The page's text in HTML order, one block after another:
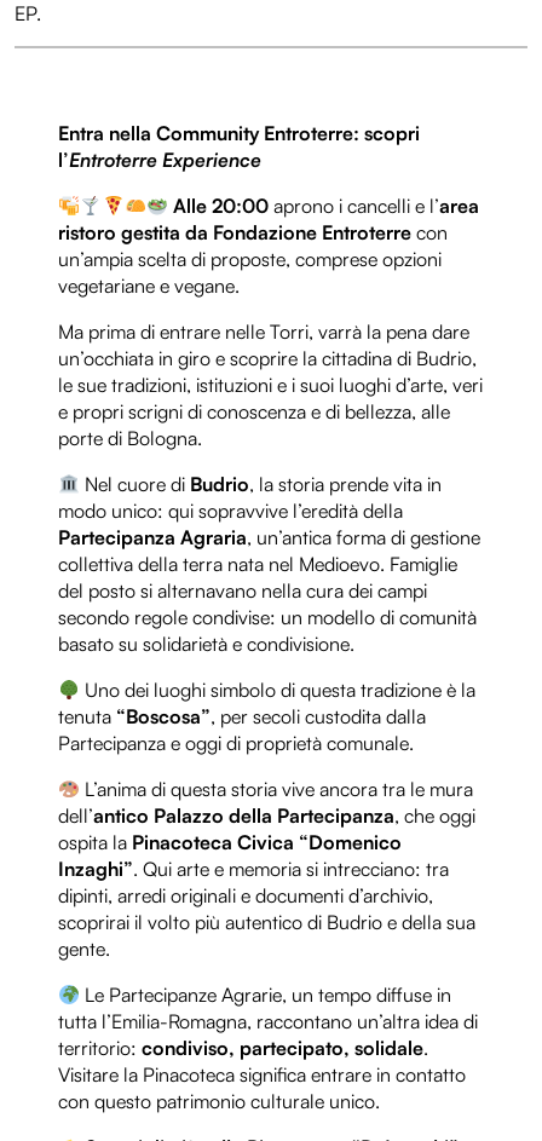
EP.
Entra nella Community Entroterre: scopri
l’Entroterre Experience
Alle 20:00aprono i cancelli e l’area
ristoro gestita da Fondazione Entroterre con
un’ampia scelta di proposte, comprese opzioni
vegetariane e vegane.
Ma prima di entrare nelle Torri, varrà la pena dare
un’occhiata in giro e scoprire la cittadina di Budrio,
le sue tradizioni, istituzioni e i suoi luoghi d’arte, veri
e propri scrigni di conoscenza e di bellezza, alle
porte di Bologna.
Nel cuore di Budrio, la storia prende vita in
modo unico: qui sopravvive l’eredità della
Partecipanza Agraria, un’antica forma di gestione
collettiva della terra nata nel Medioevo. Famiglie
del posto si alternavano nella cura dei campi
secondo regole condivise: un modello di comunità
basato su solidarietà e condivisione.
Uno dei luoghi simbolo di questa tradizione è la
tenuta “Boscosa”, per secoli custodita dalla
Partecipanza e oggi di proprietà comunale.
L’anima di questa storia vive ancora tra le mura
dell’antico Palazzo della Partecipanza, che oggi
ospita la Pinacoteca Civica “Domenico
Inzaghi”. Qui arte e memoria si intrecciano: tra
dipinti, arredi originali e documenti d’archivio,
scoprirai il volto più autentico di Budrio e della sua
gente.
Le Partecipanze Agrarie, un tempo diffuse in
tutta l’Emilia-Romagna, raccontano un’altra idea di
territorio: condiviso, partecipato, solidale.
Visitare la Pinacoteca significa entrare in contatto
con questo patrimonio culturale unico.